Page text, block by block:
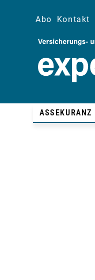
Abo Kontakt
ASSEKURANZ